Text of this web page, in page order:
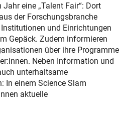
eine „Talent Fair“: Dort
der Forschungsbranche
und Einrichtungen
Gepäck. Zudem informieren
über ihre Programme
Neben Information und
unterhaltsame
In einem Science Slam
aktuelle